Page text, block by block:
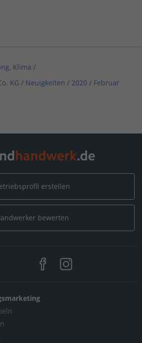
Klima /
KG / Neuigkeiten / 2020 / Februar
KG / Neuigkeiten / 2020 / Februar
Klima / Installation & Heizungsbau
KG / Neuigkeiten / 2020 / Februar
Klima / Heizungsbau & Klimatechnik
KG / Neuigkeiten / 2020 / Februar
erstellen
bewerten